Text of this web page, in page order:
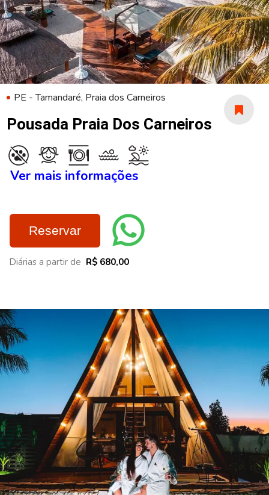
PE - Tamandaré, Praia dos Carneiros
Pousada Praia Dos Carneiros
Ver mais informações
Reservar
Diárias a partir de R$ 680,00